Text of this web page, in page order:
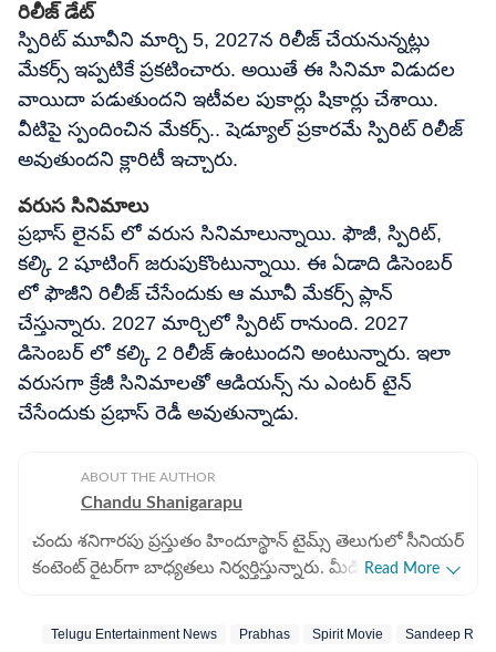
రిలీజ్ డేట్
స్పిరిట్ మూవీని మార్చి 5, 2027న రిలీజ్ చేయనున్నట్లు
మేకర్స్ ఇప్పటికే ప్రకటించారు. అయితే ఈ సినిమా విడుదల
వాయిదా పడుతుందని ఇటీవల పుకార్లు షికార్లు చేశాయి.
వీటిపై స్పందించిన మేకర్స్.. షెడ్యూల్ ప్రకారమే స్పిరిట్ రిలీజ్
అవుతుందని క్లారిటీ ఇచ్చారు.
వరుస సినిమాలు
ప్రభాస్ లైనప్ లో వరుస సినిమాలున్నాయి. ఫౌజీ, స్పిరిట్,
కల్కి 2 షూటింగ్ జరుపుకొంటున్నాయి. ఈ ఏడాది డిసెంబర్
లో ఫౌజీని రిలీజ్ చేసేందుకు ఆ మూవీ మేకర్స్ ప్లాన్
చేస్తున్నారు. 2027 మార్చిలో స్పిరిట్ రానుంది. 2027
డిసెంబర్ లో కల్కి 2 రిలీజ్ ఉంటుందని అంటున్నారు. ఇలా
వరుసగా క్రేజీ సినిమాలతో ఆడియన్స్ ను ఎంటర్ టైన్
చేసేందుకు ప్రభాస్ రెడీ అవుతున్నాడు.
ABOUT THE AUTHOR
Chandu Shanigarapu
చందు శనిగారపు ప్రస్తుతం హిందూస్థాన్ టైమ్స్ తెలుగులో సీనియర్
కంటెంట్ రైట‌ర్‌గా బాధ్యతలు నిర్వర్తిస్తున్నారు. మీడియా రంగంలో
Read More
Telugu Entertainment News Prabhas Spirit Movie Sandeep